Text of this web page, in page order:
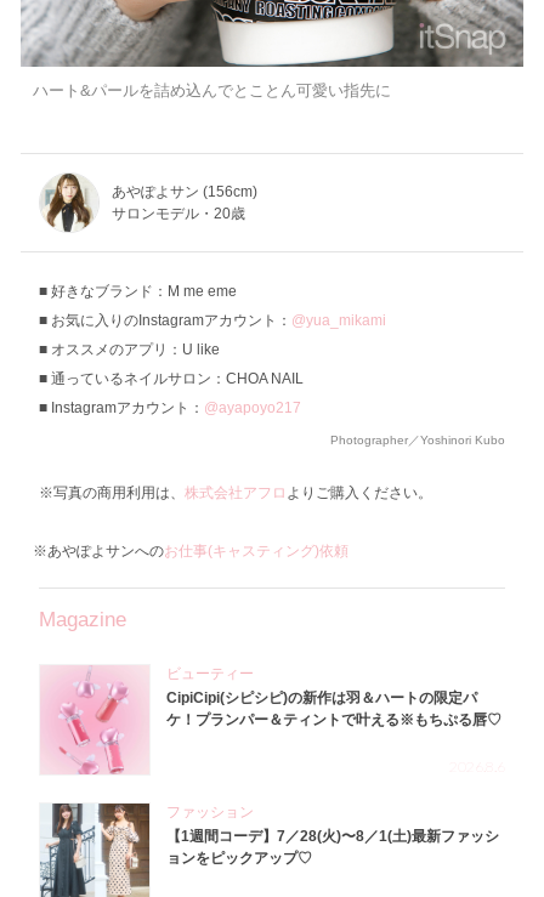
ハート&パールを詰め込んでとことん可愛い指先に
あやぽよサン (156cm)
サロンモデル・20歳
好きなブランド：M me eme
お気に入りのInstagramアカウント： @yua_mikami
オススメのアプリ：U like
通っているネイルサロン：CHOA NAIL
Instagramアカウント： @ayapoyo217
Photographer／Yoshinori Kubo
※写真の商用利用は、 株式会社アフロ よりご購入ください。
※あやぽよサンへのお仕事(キャスティング)依頼
Magazine
ビューティー
CipiCipi(シピシピ)の新作は羽＆ハートの限定パ
ケ！プランパー＆ティントで叶える※もちぷる唇♡
ファッション
【1週間コーデ】7／28(火)〜8／1(土)最新ファッシ
ョンをピックアップ♡